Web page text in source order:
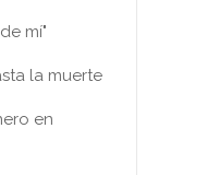
mí"
la muerte
en